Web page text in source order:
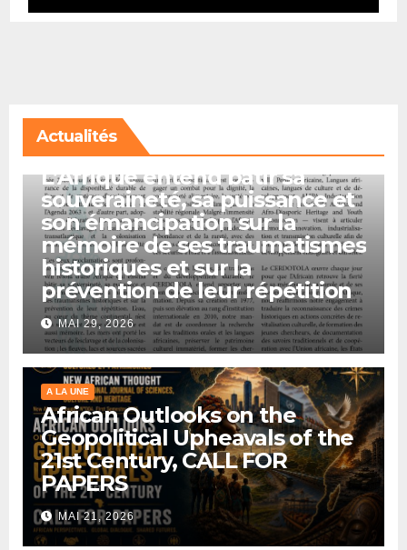
Actualités
L’Afrique entend bâtir sa
souveraineté, sa puissance et
son émancipation sur la
mémoire de ses traumatismes
historiques et sur la
prévention de leur répétition
MAI 29, 2026
A LA UNE
African Outlooks on the
Geopolitical Upheavals of the
21st Century, CALL FOR
PAPERS
MAI 21, 2026